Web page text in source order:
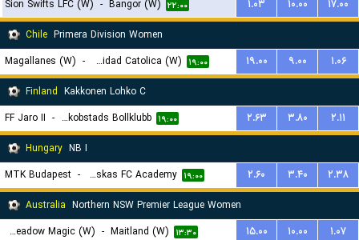
Sion Swifts LFC (W) - Bangor (W) ۲۲:۰۰ ۱.۰۳ ۱۰.۰۰
۱۷.۰۰
Chile Primera Division Women
Magallanes (W) - Universidad Catolica (W) ۱۹:۰۰ ۱۹.۰۰ ۹.۰۰
۱.۰۶
Finland Kakkonen Lohko C
FF Jaro II - Jakobstads Bollklubb ۱۹:۰۰ ۲.۶۳ ۳.۸۰
۲.۱۱
Hungary NB I
MTK Budapest - Puskas FC Academy ۱۹:۰۰ ۲.۶۰ ۳.۴۰
۲.۳۸
Australia Northern NSW Premier League Women
Broadmeadow Magic (W)
- Maitland (W) ۱۳:۳۰ ۱۵.۰۰ ۱۰.۰۰
۱.۰۷